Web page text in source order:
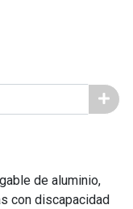
de aluminio,
con discapacidad